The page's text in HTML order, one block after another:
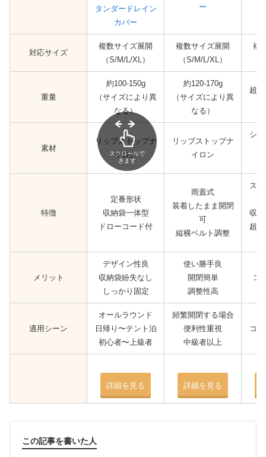
タンダードレイン
カバー
ー
対応サイズ
複数サイズ展開
（S/M/L/XL）
複数サイズ展開
（S/M/L/XL）
複
重量
約100-150g
（サイズにより異
なる）
約120-170g
（サイズにより異
なる）
超
素材
リップストップナ
イロン
リップストップナ
イロン
シ
特徴
定番形状
収納袋一体型
ドローコード付
雨蓋式
装着したまま開閉
可
縦横ベルト調整
ス
収
超
メリット
デザイン性良
収納袋紛失なし
しっかり固定
使い勝手良
開閉簡単
調整性高
コ
適用シーン
オールラウンド
日帰り〜テント泊
初心者〜上級者
頻繁開閉する場合
便利性重視
中級者以上
コ
詳細を見る 詳細を見る
スクロールで
きます
この記事を書いた人